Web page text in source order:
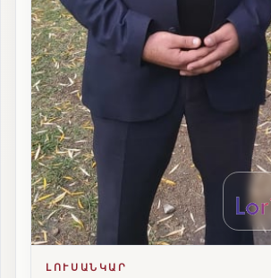
ԼՈՒՍԱՆԿԱՐ